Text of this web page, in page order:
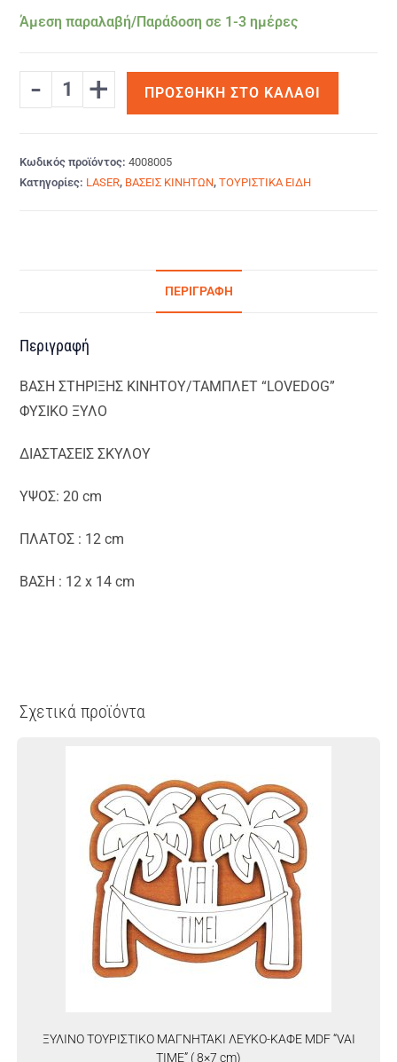
Άμεση παραλαβή/Παράδοση σε 1-3 ημέρες
- + ΠΡΟΣΘΉΚΗ ΣΤΟ ΚΑΛΆΘΙ
Κωδικός προϊόντος:4008005
Κατηγορίες: LASER, ΒΑΣΕΙΣ ΚΙΝΗΤΩΝ,ΤΟΥΡΙΣΤΙΚΑ ΕΙΔΗ
ΠΕΡΙΓΡΑΦΉ
Περιγραφή
ΒΑΣΗ ΣΤΗΡΙΞΗΣ ΚΙΝΗΤΟΥ/ΤΑΜΠΛΕΤ “LOVEDOG”
ΦΥΣΙΚΟ ΞΥΛΟ
ΔΙΑΣΤΑΣΕΙΣ ΣΚΥΛΟΥ
ΥΨΟΣ: 20 cm
ΠΛΑΤΟΣ : 12 cm
ΒΑΣΗ : 12 x 14 cm
Σχετικά προϊόντα
ΞΥΛΙΝΟ ΤΟΥΡΙΣΤΙΚΟ ΜΑΓΝΗΤΑΚΙ ΛΕΥΚΟ-ΚΑΦΕ MDF “VAI
TIME” ( 8×7 cm)